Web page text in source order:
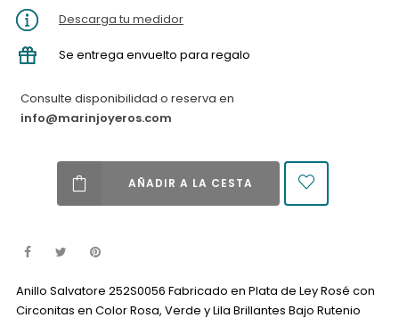
Descarga tu medidor
Se entrega envuelto para regalo
Consulte disponibilidad o reserva en
info@marinjoyeros.com
AÑADIR A LA CESTA
Anillo Salvatore 252S0056 Fabricado en Plata de Ley Rosé con
Circonitas en Color Rosa, Verde y Lila Brillantes Bajo Rutenio